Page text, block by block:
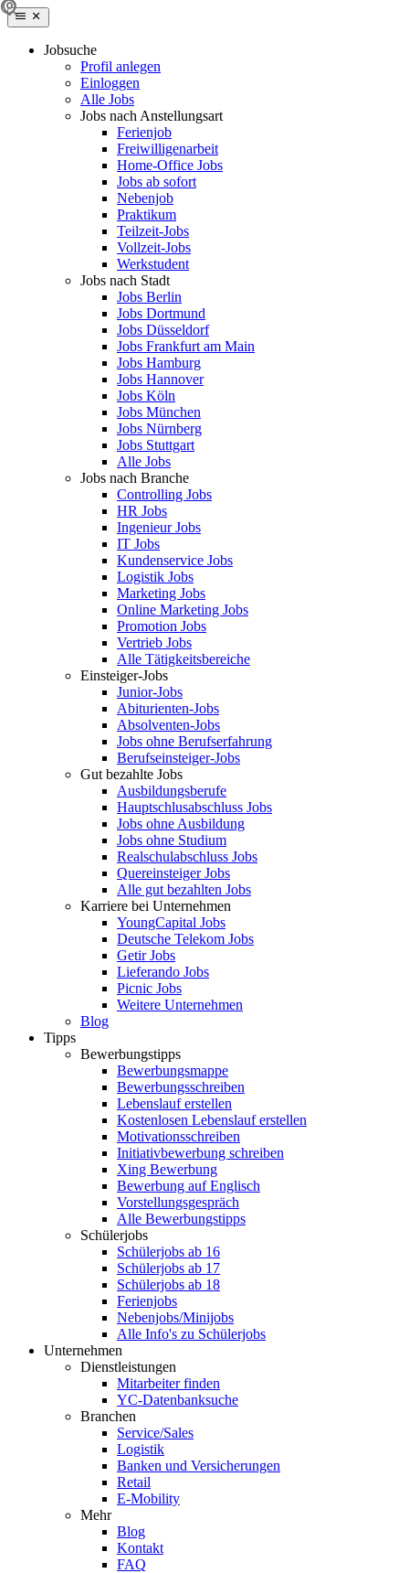
Jobsuche
Profil anlegen
Einloggen
Alle Jobs
Jobs nach Anstellungsart
Ferienjob
Freiwilligenarbeit
Home-Office Jobs
Jobs ab sofort
Nebenjob
Praktikum
Teilzeit-Jobs
Vollzeit-Jobs
Werkstudent
Jobs nach Stadt
Jobs Berlin
Jobs Dortmund
Jobs Düsseldorf
Jobs Frankfurt am Main
Jobs Hamburg
Jobs Hannover
Jobs Köln
Jobs München
Jobs Nürnberg
Jobs Stuttgart
Alle Jobs
Jobs nach Branche
Controlling Jobs
HR Jobs
Ingenieur Jobs
IT Jobs
Kundenservice Jobs
Logistik Jobs
Marketing Jobs
Online Marketing Jobs
Promotion Jobs
Vertrieb Jobs
Alle Tätigkeitsbereiche
Einsteiger-Jobs
Junior-Jobs
Abiturienten-Jobs
Absolventen-Jobs
Jobs ohne Berufserfahrung
Berufseinsteiger-Jobs
Gut bezahlte Jobs
Ausbildungsberufe
Hauptschlusabschluss Jobs
Jobs ohne Ausbildung
Jobs ohne Studium
Realschulabschluss Jobs
Quereinsteiger Jobs
Alle gut bezahlten Jobs
Karriere bei Unternehmen
YoungCapital Jobs
Deutsche Telekom Jobs
Getir Jobs
Lieferando Jobs
Picnic Jobs
Weitere Unternehmen
Blog
Tipps
Bewerbungstipps
Bewerbungsmappe
Bewerbungsschreiben
Lebenslauf erstellen
Kostenlosen Lebenslauf erstellen
Motivationsschreiben
Initiativbewerbung schreiben
Xing Bewerbung
Bewerbung auf Englisch
Vorstellungsgespräch
Alle Bewerbungstipps
Schülerjobs
Schülerjobs ab 16
Schülerjobs ab 17
Schülerjobs ab 18
Ferienjobs
Nebenjobs/Minijobs
Alle Info's zu Schülerjobs
Unternehmen
Dienstleistungen
Mitarbeiter finden
YC-Datenbanksuche
Branchen
Service/Sales
Logistik
Banken und Versicherungen
Retail
E-Mobility
Mehr
Blog
Kontakt
FAQ